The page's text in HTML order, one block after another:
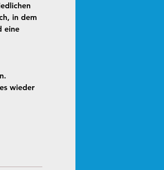
in dem
eine
wieder